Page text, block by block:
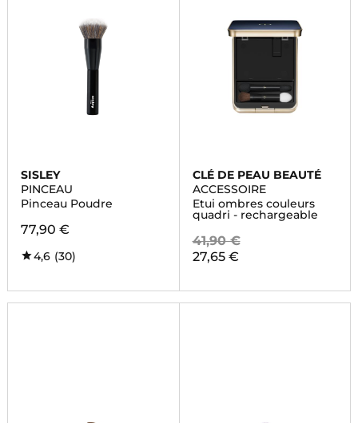
SISLEY
PINCEAU
Pinceau Poudre
77,90 €
4,6 (30)
CLÉ DE PEAU BEAUTÉ
ACCESSOIRE
Etui ombres couleurs
quadri - rechargeable
41,90 €
27,65 €